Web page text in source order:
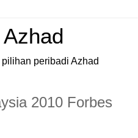
peribadi Azhad
2010 Forbes